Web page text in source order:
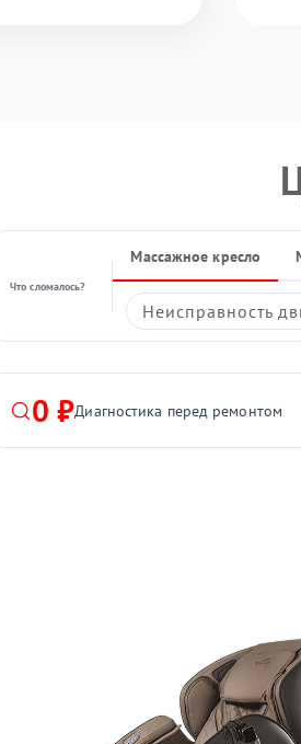
Что сломалось?
Массажное кресло
Неисправность
0 ₽Диагностика перед ремонтом